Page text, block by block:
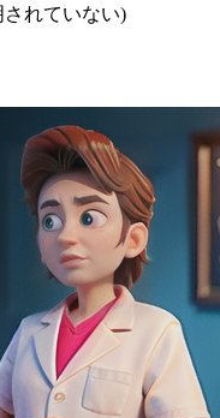
れていない)